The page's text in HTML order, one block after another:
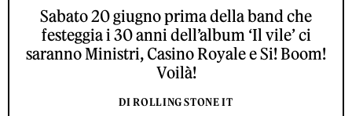
Sabato 20 giugno prima della band che
festeggia i 30 anni dell’album ‘Il vile’ ci
saranno Ministri, Casino Royale e Si! Boom!
Voilà!
DI ROLLING STONE IT